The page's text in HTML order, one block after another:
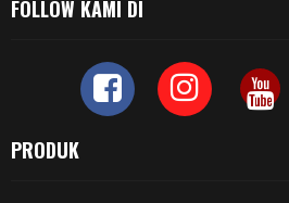
FOLLOW KAMI DI
PRODUK